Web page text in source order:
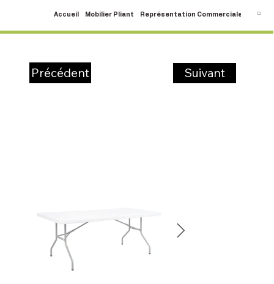
Accueil Mobilier Pliant Représentation Commerciale SAV
Précédent Suivant